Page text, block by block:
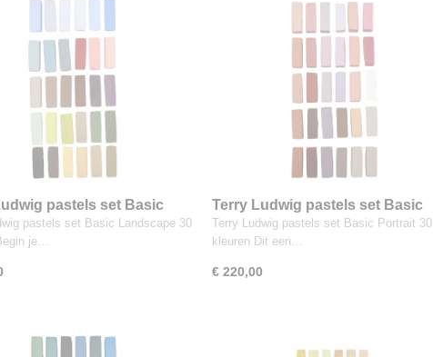
pastels set Basic
30 kleuren
pastels set Basic Landscape 30
je…
Terry Ludwig pastels set Basic
Portrait 30 kleuren
Terry Ludwig pastels set Basic Portrait 30
kleuren Dit een…
€ 220,00